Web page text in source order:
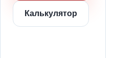
Калькулятор